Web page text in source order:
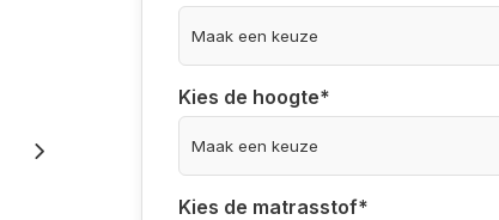
Kies de hoogte*
Kies de matrasstof*